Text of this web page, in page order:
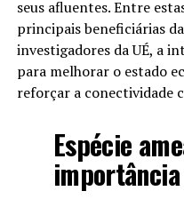
seus afluentes. Entre
principais beneficiárias
investigadores da UÉ, a
para melhorar o estado
reforçar a conectividade
Espécie